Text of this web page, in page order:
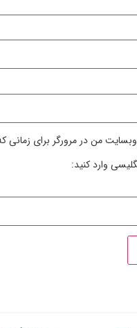
وبسایت من در مرورگر برای
وارد کنید: